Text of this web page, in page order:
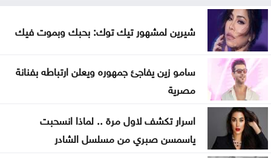
شيرين لمشهور تيك توك: بحبك وبموت فيك
سامو زين يفاجئ جمهوره ويعلن ارتباطه بفنانة
مصرية
اسرار تكشف لاول مرة .. لماذا انسحبت
ياسمسن صبري من مسلسل الشادر